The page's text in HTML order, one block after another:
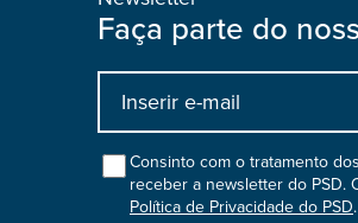
Faça parte do
Input
bootstrap
colConsinto com o tratamento
receber a newsletter do PSD.
Política de Privacidade do PSD.